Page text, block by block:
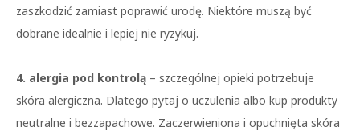
zaszkodzić zamiast poprawić urodę. Niektóre muszą być
dobrane idealnie i lepiej nie ryzykuj.
4. alergia pod kontrolą – szczególnej opieki potrzebuje
skóra alergiczna. Dlatego pytaj o uczulenia albo kup produkty
neutralne i bezzapachowe. Zaczerwieniona i opuchnięta skóra